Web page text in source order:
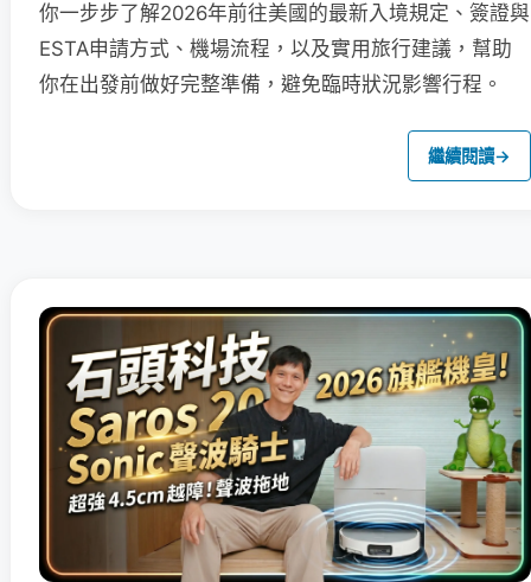
你一步步了解2026年前往美國的最新入境規定、簽證與
ESTA申請方式、機場流程，以及實用旅行建議，幫助
你在出發前做好完整準備，避免臨時狀況影響行程。
繼續閱讀→